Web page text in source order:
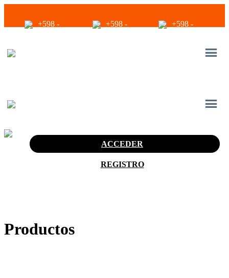
+598 - +598 - +598 -
infoventas@corinrentup.com.uy
ACCEDER
REGISTRO
Productos